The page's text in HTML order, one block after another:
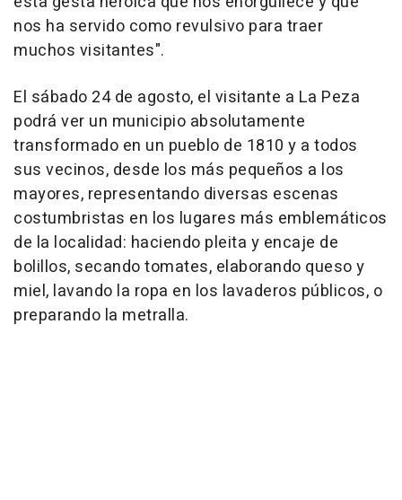
nos ha servido como revulsivo para traer
muchos visitantes".
El sábado 24 de agosto, el visitante a La Peza
podrá ver un municipio absolutamente
transformado en un pueblo de 1810 y a todos
sus vecinos, desde los más pequeños a los
mayores, representando diversas escenas
costumbristas en los lugares más emblemáticos
de la localidad: haciendo pleita y encaje de
bolillos, secando tomates, elaborando queso y
miel, lavando la ropa en los lavaderos públicos, o
preparando la metralla.